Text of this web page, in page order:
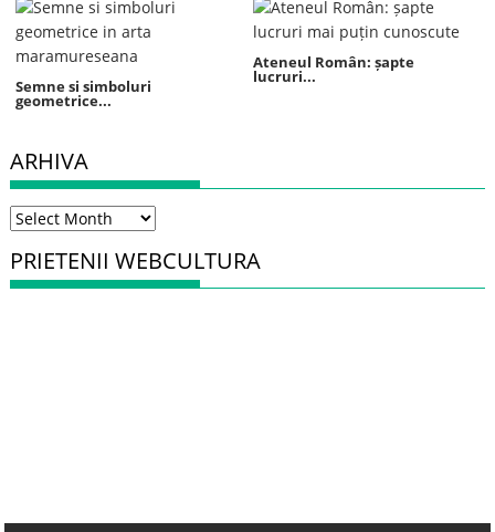
Semne si simboluri
geometrice...
Ateneul Român: șapte
lucruri...
ARHIVA
Arhiva
PRIETENII WEBCULTURA